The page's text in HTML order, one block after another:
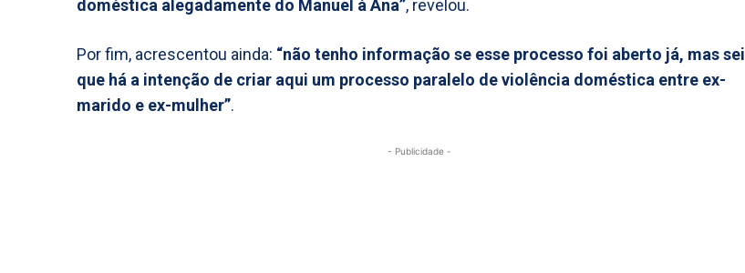
doméstica alegadamente do Manuel à Ana”, revelou.
Por fim, acrescentou ainda: “não tenho informação se esse processo foi aberto já, mas sei
que há a intenção de criar aqui um processo paralelo de violência doméstica entre ex-
marido e ex-mulher”.
- Publicidade -